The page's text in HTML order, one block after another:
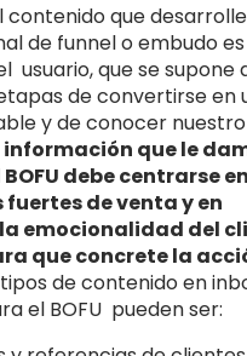
contenido que
de funnel o embudo
usuario, que se supone
de convertirse en
y de conocer nuestro
información que le
debe centrarse en
de venta y en
emocionalidad del
que concrete la
tipos de contenido en
el BOFU pueden ser: